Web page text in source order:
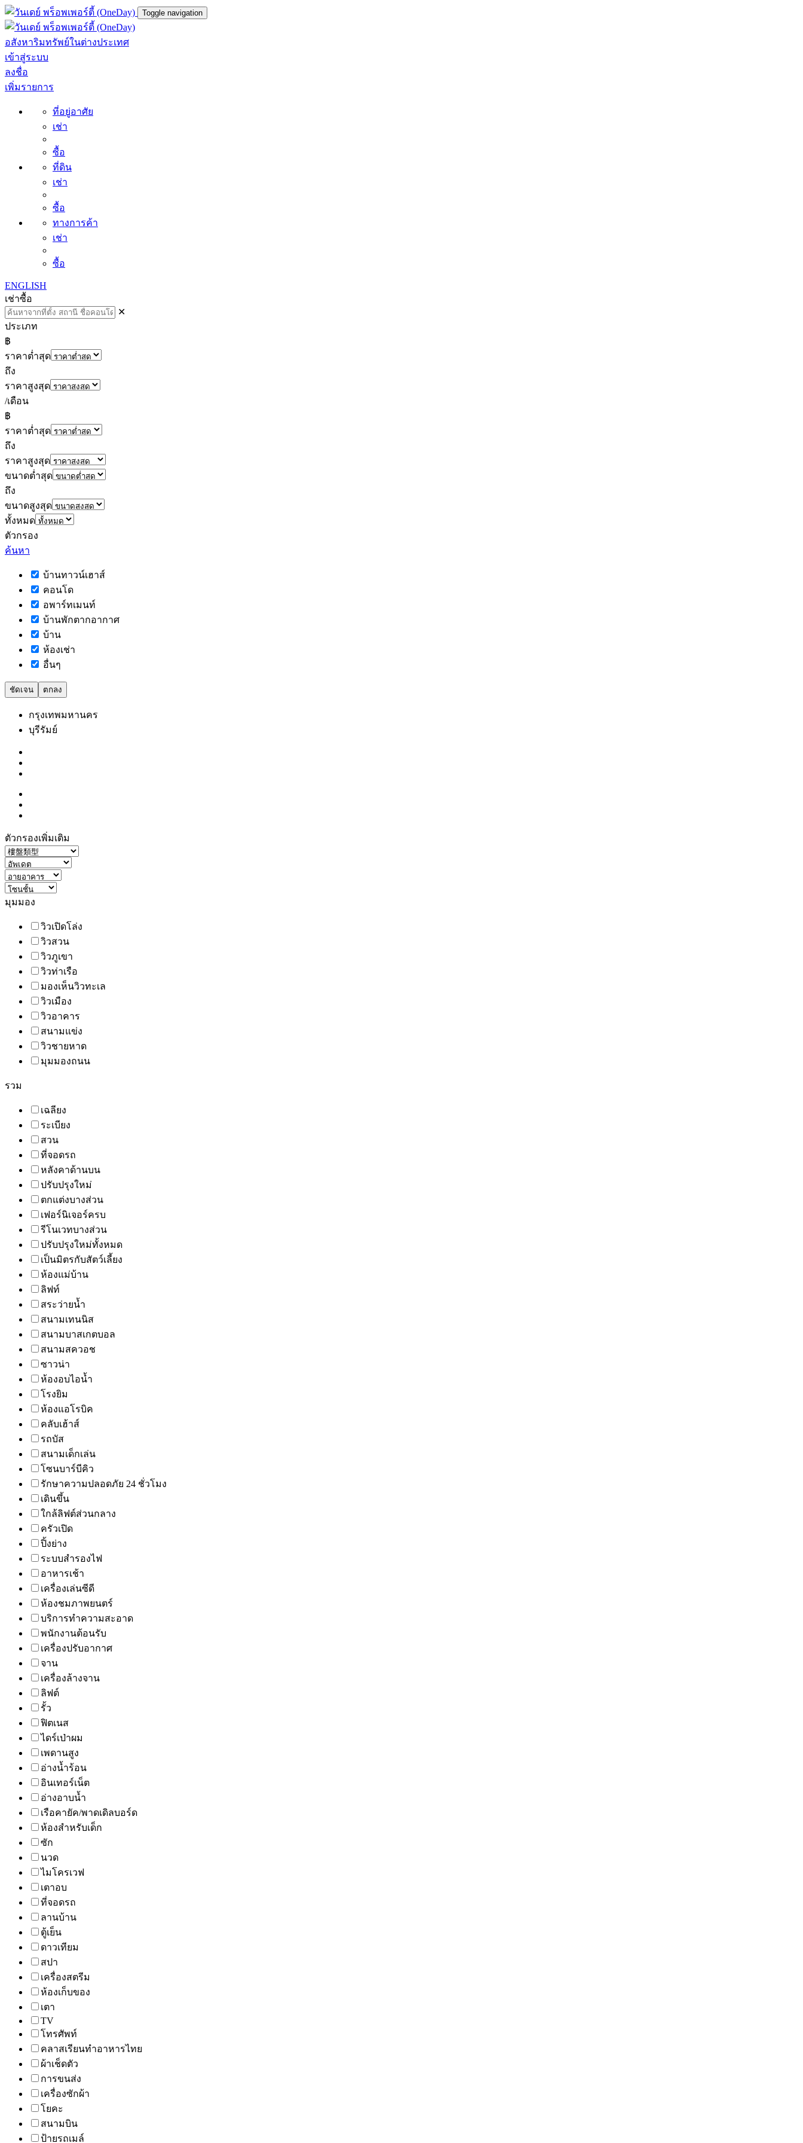
Toggle navigation
อสังหาริมทรัพย์ในต่างประเทศ
เข้าสู่ระบบ
ลงชื่อ
เพิ่มรายการ
ที่อยู่อาศัย
เช่า
ซื้อ
ที่ดิน
เช่า
ซื้อ
ทางการค้า
เช่า
ซื้อ
ENGLISH
เช่าซื้อ
✕
ประเภท
฿
ราคาต่ำสุด
ถึง
ราคาสูงสุด
/เดือน
฿
ราคาต่ำสุด
ถึง
ราคาสูงสุด
ขนาดต่ำสุด
ถึง
ขนาดสูงสุด
ทั้งหมด
ตัวกรอง
ค้นหา
บ้านทาวน์เฮาส์
คอนโด
อพาร์ทเมนท์
บ้านพักตากอากาศ
บ้าน
ห้องเช่า
อื่นๆ
ชัดเจน ตกลง
กรุงเทพมหานคร
บุรีรัมย์
ตัวกรองเพิ่มเติม
มุมมอง
วิวเปิดโล่ง
วิวสวน
วิวภูเขา
วิวท่าเรือ
มองเห็นวิวทะเล
วิวเมือง
วิวอาคาร
สนามแข่ง
วิวชายหาด
มุมมองถนน
รวม
เฉลียง
ระเบียง
สวน
ที่จอดรถ
หลังคาด้านบน
ปรับปรุงใหม่
ตกแต่งบางส่วน
เฟอร์นิเจอร์ครบ
รีโนเวทบางส่วน
ปรับปรุงใหม่ทั้งหมด
เป็นมิตรกับสัตว์เลี้ยง
ห้องแม่บ้าน
ลิฟท์
สระว่ายน้ำ
สนามเทนนิส
สนามบาสเกตบอล
สนามสควอช
ซาวน่า
ห้องอบไอน้ำ
โรงยิม
ห้องแอโรบิค
คลับเฮ้าส์
รถบัส
สนามเด็กเล่น
โซนบาร์บีคิว
รักษาความปลอดภัย 24 ชั่วโมง
เดินขึ้น
ใกล้ลิฟต์ส่วนกลาง
ครัวเปิด
ปิ้งย่าง
ระบบสำรองไฟ
อาหารเช้า
เครื่องเล่นซีดี
ห้องชมภาพยนตร์
บริการทำความสะอาด
พนักงานต้อนรับ
เครื่องปรับอากาศ
จาน
เครื่องล้างจาน
ลิฟต์
รั้ว
ฟิตเนส
ไดร์เป่าผม
เพดานสูง
อ่างน้ำร้อน
อินเทอร์เน็ต
อ่างอาบน้ำ
เรือคายัค/พาดเดิลบอร์ด
ห้องสำหรับเด็ก
ซัก
นวด
ไมโครเวฟ
เตาอบ
ที่จอดรถ
ลานบ้าน
ตู้เย็น
ดาวเทียม
สปา
เครื่องสตรีม
ห้องเก็บของ
เตา
TV
โทรศัพท์
คลาสเรียนทำอาหารไทย
ผ้าเช็ดตัว
การขนส่ง
เครื่องซักผ้า
โยคะ
สนามบิน
ป้ายรถเมล์